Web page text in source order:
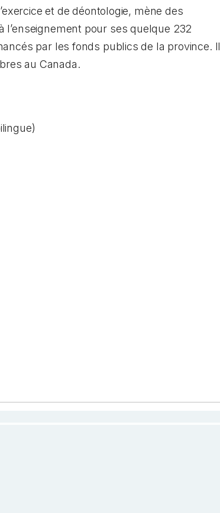
et de déontologie, mène des
pour ses quelque 232
par les fonds publics de la province. Il
au Canada.